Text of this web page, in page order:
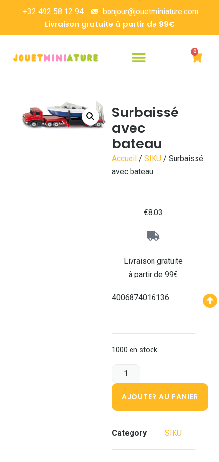
+32 492 58 12 94 bonjour@jouetminiature.com
Livraison gratuite à partir de 99€
0
Surbaissé
avec
bateau
Accueil/ SIKU/ Surbaissé
avec bateau
€8,03
Livraison gratuite
à partir de 99€
4006874016136
1000 en stock
AJOUTER AU PANIER
Category SIKU